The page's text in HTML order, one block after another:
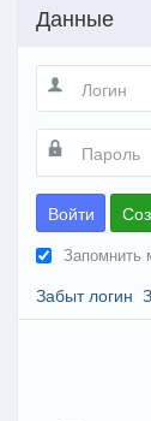
Данные
Войти
Запомнить
Забыт логин